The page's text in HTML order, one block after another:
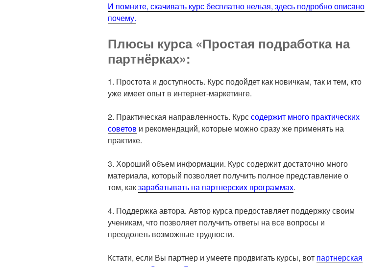
И помните, скачивать курс бесплатно нельзя, здесь подробно описано
почему.
Плюсы курса «Простая подработка на
партнёрках»:
1. Простота и доступность. Курс подойдет как новичкам, так и тем, кто
уже имеет опыт в интернет-маркетинге.
2. Практическая направленность. Курссодержит много практических
советов и рекомендаций, которые можно сразу же применять на
практике.
3. Хороший объем информации. Курс содержит достаточно много
материала, который позволяет получить полное представление о
том, какзарабатывать на партнерских программах.
4. Поддержка автора. Автор курса предоставляет поддержку своим
ученикам, что позволяет получить ответы на все вопросы и
преодолеть возможные трудности.
Кстати, если Вы партнер и умеете продвигать курсы, вот партнерская